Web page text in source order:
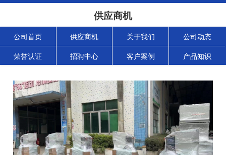
供应商机
公司首页 供应商机 关于我们 公司动态
荣誉认证 招聘中心 客户案例 产品知识